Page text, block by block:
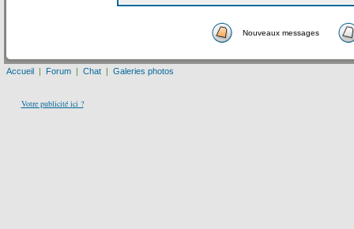
Nouveaux messages
Accueil | Forum | Chat | Galeries photos
Votre publicité ici ?